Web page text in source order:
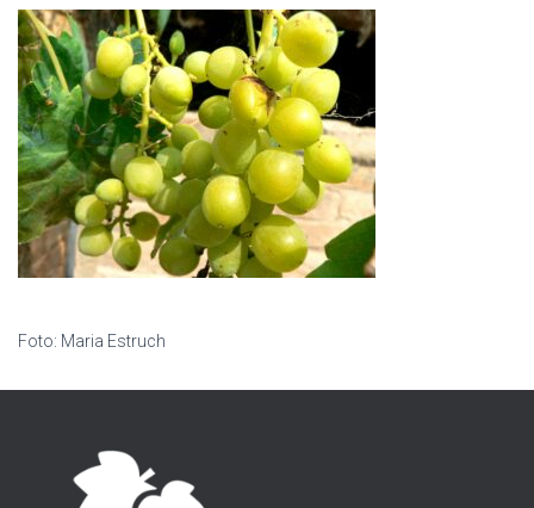
Foto: Maria Estruch